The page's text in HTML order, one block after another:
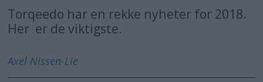
Torqeedo har en rekke nyheter for 2018.
Her er de viktigste.
Axel Nissen-Lie